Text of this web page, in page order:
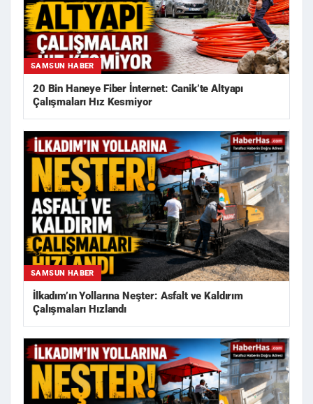
SAMSUN HABER
20 Bin Haneye Fiber İnternet: Canik’te Altyapı
Çalışmaları Hız Kesmiyor
SAMSUN HABER
İlkadım’ın Yollarına Neşter: Asfalt ve Kaldırım
Çalışmaları Hızlandı